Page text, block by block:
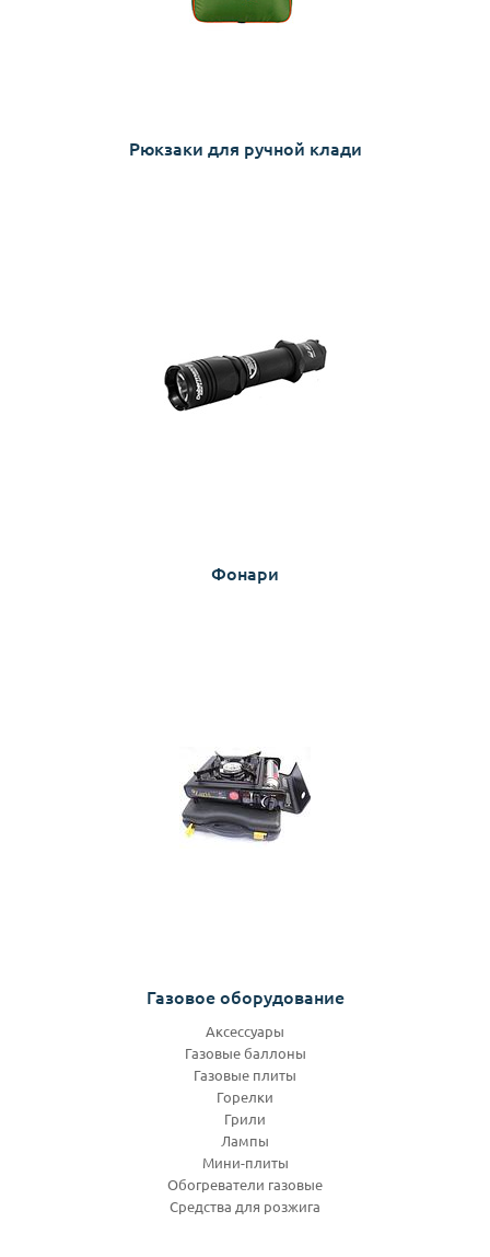
Рюкзаки для ручной клади
Фонари
Газовое оборудование
Аксессуары
Газовые баллоны
Газовые плиты
Горелки
Грили
Лампы
Мини-плиты
Обогреватели газовые
Средства для розжига